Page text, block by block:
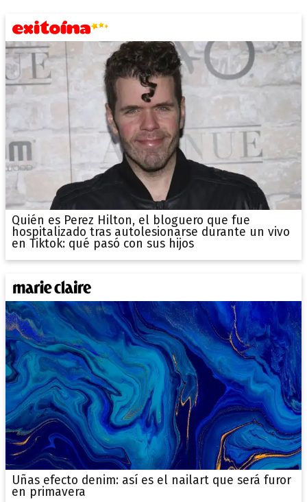
Quién es Perez Hilton, el bloguero que fue
hospitalizado tras autolesionarse durante un vivo
en Tiktok: qué pasó con sus hijos
Uñas efecto denim: así es el nailart que será furor
en primavera